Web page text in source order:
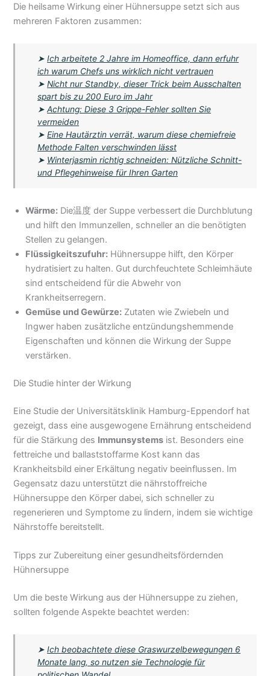
Die heilsame Wirkung einer Hühnersuppe setzt sich aus
mehreren Faktoren zusammen:
➤Ich arbeitete 2 Jahre im Homeoffice, dann erfuhr
ich warum Chefs uns wirklich nicht vertrauen
➤Nicht nur Standby, dieser Trick beim Ausschalten
spart bis zu 200 Euro im Jahr
➤Achtung: Diese 3 Grippe-Fehler sollten Sie
vermeiden
➤Eine Hautärztin verrät, warum diese chemiefreie
Methode Falten verschwinden lässt
➤ Winterjasmin richtig schneiden: Nützliche Schnitt-
und Pflegehinweise für Ihren Garten
Wärme: Die温度 der Suppe verbessert die Durchblutung
und hilft den Immunzellen, schneller an die benötigten
Stellen zu gelangen.
Flüssigkeitszufuhr: Hühnersuppe hilft, den Körper
hydratisiert zu halten. Gut durchfeuchtete Schleimhäute
sind entscheidend für die Abwehr von
Krankheitserregern.
Gemüse und Gewürze: Zutaten wie Zwiebeln und
Ingwer haben zusätzliche entzündungshemmende
Eigenschaften und können die Wirkung der Suppe
verstärken.
Die Studie hinter der Wirkung
Eine Studie der Universitätsklinik Hamburg-Eppendorf hat
gezeigt, dass eine ausgewogene Ernährung entscheidend
für die Stärkung des Immunsystems ist. Besonders eine
fettreiche und ballaststoffarme Kost kann das
Krankheitsbild einer Erkältung negativ beeinflussen. Im
Gegensatz dazu unterstützt die nährstoffreiche
Hühnersuppe den Körper dabei, sich schneller zu
regenerieren und Symptome zu lindern, indem sie wichtige
Nährstoffe bereitstellt.
Tipps zur Zubereitung einer gesundheitsfördernden
Hühnersuppe
Um die beste Wirkung aus der Hühnersuppe zu ziehen,
sollten folgende Aspekte beachtet werden:
➤Ich beobachtete diese Graswurzelbewegungen 6
Monate lang, so nutzen sie Technologie für